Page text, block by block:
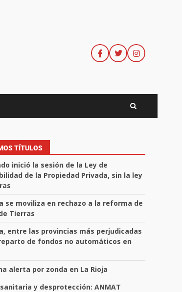
TÍTULOS
inició la sesión de la Ley de
de la Propiedad Privada, sin la ley
se moviliza en rechazo a la reforma de
Tierras
entre las provincias más perjudicadas
de fondos no automáticos en
alerta por zonda en La Rioja
y desprotección: ANMAT